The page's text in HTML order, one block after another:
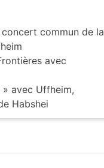
commun de la
avec
avec Uffheim,
Habshei